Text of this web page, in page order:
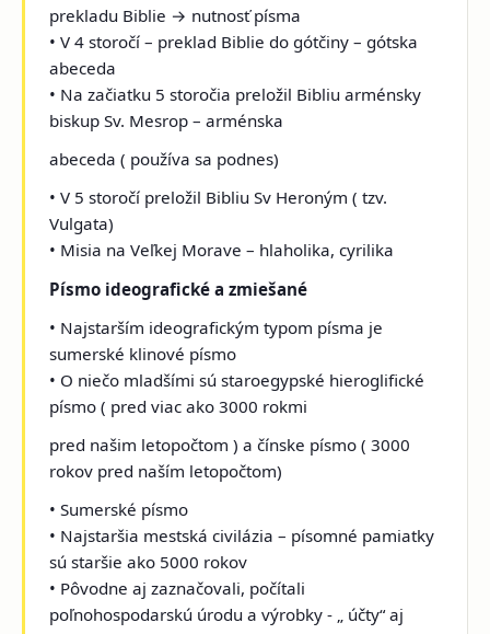
prekladu Biblie → nutnosť písma
• V 4 storočí – preklad Biblie do gótčiny – gótska
abeceda
• Na začiatku 5 storočia preložil Bibliu arménsky
biskup Sv. Mesrop – arménska
abeceda ( používa sa podnes)
• V 5 storočí preložil Bibliu Sv Heroným ( tzv.
Vulgata)
• Misia na Veľkej Morave – hlaholika, cyrilika
Písmo ideografické a zmiešané
• Najstarším ideografickým typom písma je
sumerské klinové písmo
• O niečo mladšími sú staroegypské hieroglifické
písmo ( pred viac ako 3000 rokmi
pred našim letopočtom ) a čínske písmo ( 3000
rokov pred naším letopočtom)
• Sumerské písmo
• Najstaršia mestská civilázia – písomné pamiatky
sú staršie ako 5000 rokov
• Pôvodne aj zaznačovali, počítali
poľnohospodarskú úrodu a výrobky - „ účty“ aj